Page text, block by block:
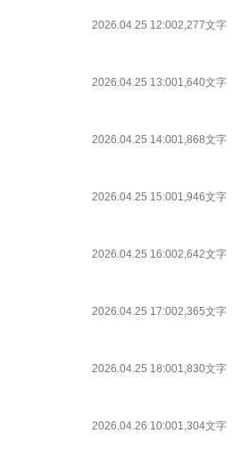
2026.04.25 12:002,277文字
2026.04.25 13:001,640文字
2026.04.25 14:001,868文字
2026.04.25 15:001,946文字
2026.04.25 16:002,642文字
2026.04.25 17:002,365文字
2026.04.25 18:001,830文字
2026.04.26 10:001,304文字